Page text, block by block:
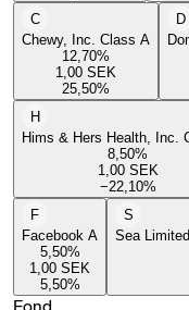
C
Chewy, Inc. Class A
12,70%
1,00 SEK
25,50%
D
H
Hims & Hers Health, Inc.
8,50%
1,00 SEK
−22,10%
F
Facebook A
5,50%
1,00 SEK
5,50%
S
Sea